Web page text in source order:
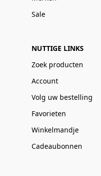
Sale
NUTTIGE LINKS
Zoek producten
Account
Volg uw bestelling
Favorieten
Winkelmandje
Cadeaubonnen